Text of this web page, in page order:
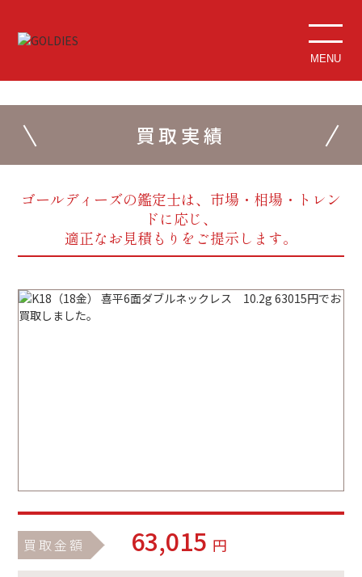
MENU
買取実績
ゴールディーズの鑑定士は、市場・相場・トレン
ドに応じ、
適正なお見積もりをご提示します。
買取金額 63,015 円